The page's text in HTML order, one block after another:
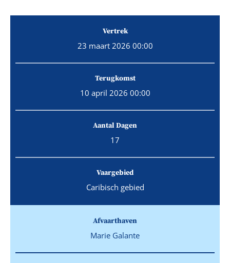
Vertrek
23 maart 2026 00:00
Terugkomst
10 april 2026 00:00
Aantal Dagen
17
Vaargebied
Caribisch gebied
Afvaarthaven
Marie Galante